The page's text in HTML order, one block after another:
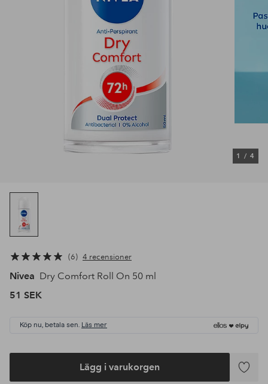
1 / 4
6 4 recensioner
Nivea Dry Comfort Roll On 50 ml
51 SEK
Köp nu, betala sen. Läs mer
Lägg i varukorgen
Lägg